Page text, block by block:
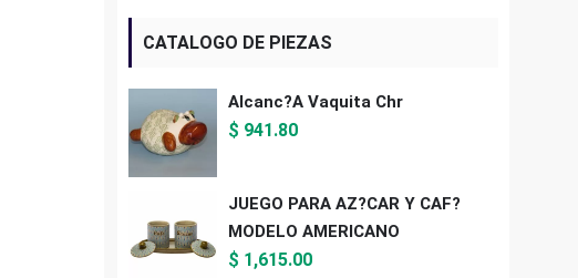
CATALOGO DE PIEZAS
Alcanc?a Vaquita Chr
$ 941.80
JUEGO PARA AZ?CAR Y CAF?
MODELO AMERICANO
$ 1,615.00